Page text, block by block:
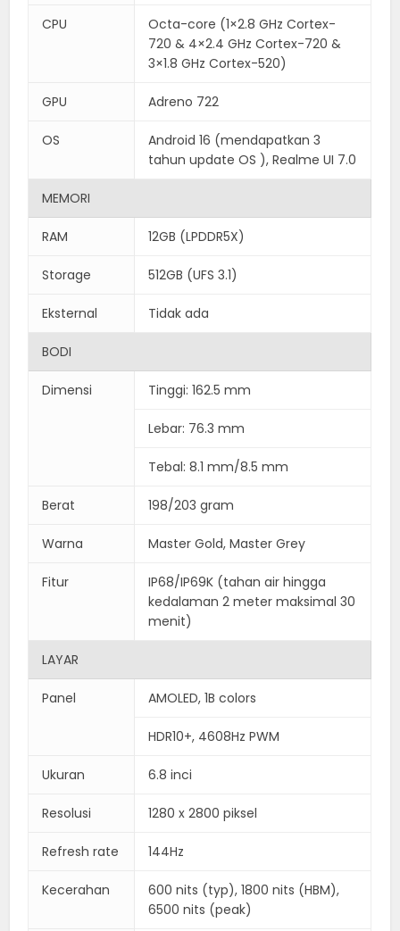
CPU
Octa-core (1×2.8 GHz Cortex-
720 & 4×2.4 GHz Cortex-720 &
3×1.8 GHz Cortex-520)
GPU Adreno 722
OS
Android 16 (mendapatkan 3
tahun update OS ), Realme UI 7.0
MEMORI
RAM 12GB (LPDDR5X)
Storage 512GB (UFS 3.1)
Eksternal Tidak ada
BODI
Dimensi Tinggi: 162.5 mm
Lebar: 76.3 mm
Tebal: 8.1 mm/8.5 mm
Berat 198/203 gram
Warna Master Gold, Master Grey
Fitur
IP68/IP69K (tahan air hingga
kedalaman 2 meter maksimal 30
menit)
LAYAR
Panel AMOLED, 1B colors
HDR10+, 4608Hz PWM
Ukuran 6.8 inci
Resolusi 1280 x 2800 piksel
Refresh rate 144Hz
Kecerahan
600 nits (typ), 1800 nits (HBM),
6500 nits (peak)